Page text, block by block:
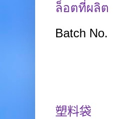
ล็อตที่ผลิต
Batch No.
塑料袋